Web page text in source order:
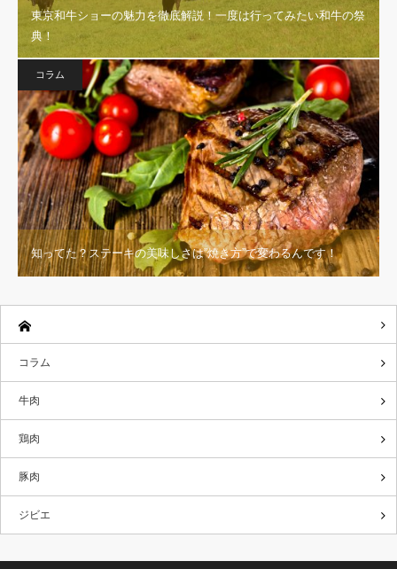
東京和牛ショーの魅力を徹底解説！一度は行ってみたい和牛の祭
典！
コラム
知ってた？ステーキの美味しさは”焼き方”で変わるんです！
コラム
牛肉
鶏肉
豚肉
ジビエ